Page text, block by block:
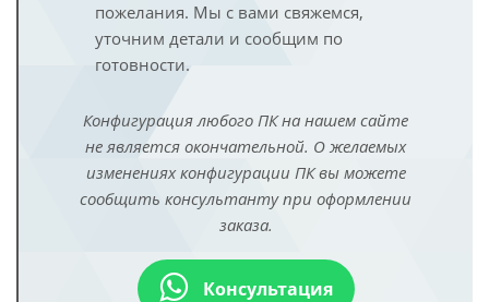
пожелания. Мы с вами свяжемся,
уточним детали и сообщим по
готовности.
Конфигурация любого ПК на нашем сайте
не является окончательной. О желаемых
изменениях конфигурации ПК вы можете
сообщить консультанту при оформлении
заказа.
Консультация